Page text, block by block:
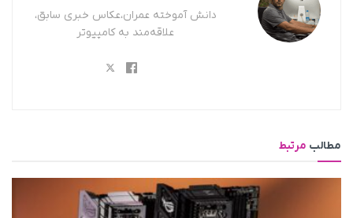
دانش آموخته عمران،عکاس خبری سابق،
علاقه‌مند به کامپیوتر
مطالب مرتبط